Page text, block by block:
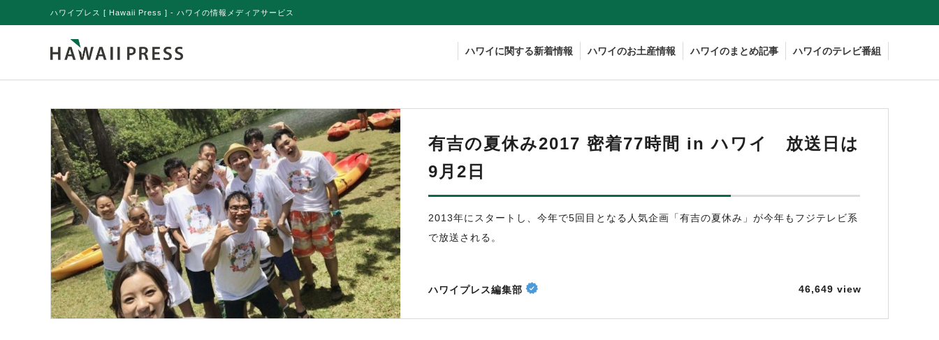
ハワイプレス [ Hawaii Press ] - ハワイの情報メディアサービス
ハワイに関する新着情報 ハワイのお土産情報 ハワイのまとめ記事 ハワイのテレビ番組
有吉の夏休み2017 密着77時間 in ハワイ 放送日は
9月2日
2013年にスタートし、今年で5回目となる人気企画「有吉の夏休み」が今年もフジテレビ系
で放送される。
ハワイプレス編集部 46,649